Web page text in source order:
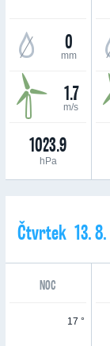
0
mm
1.7
m/s
1023.9
hPa
Čtvrtek 13. 8.
NOC
17 °